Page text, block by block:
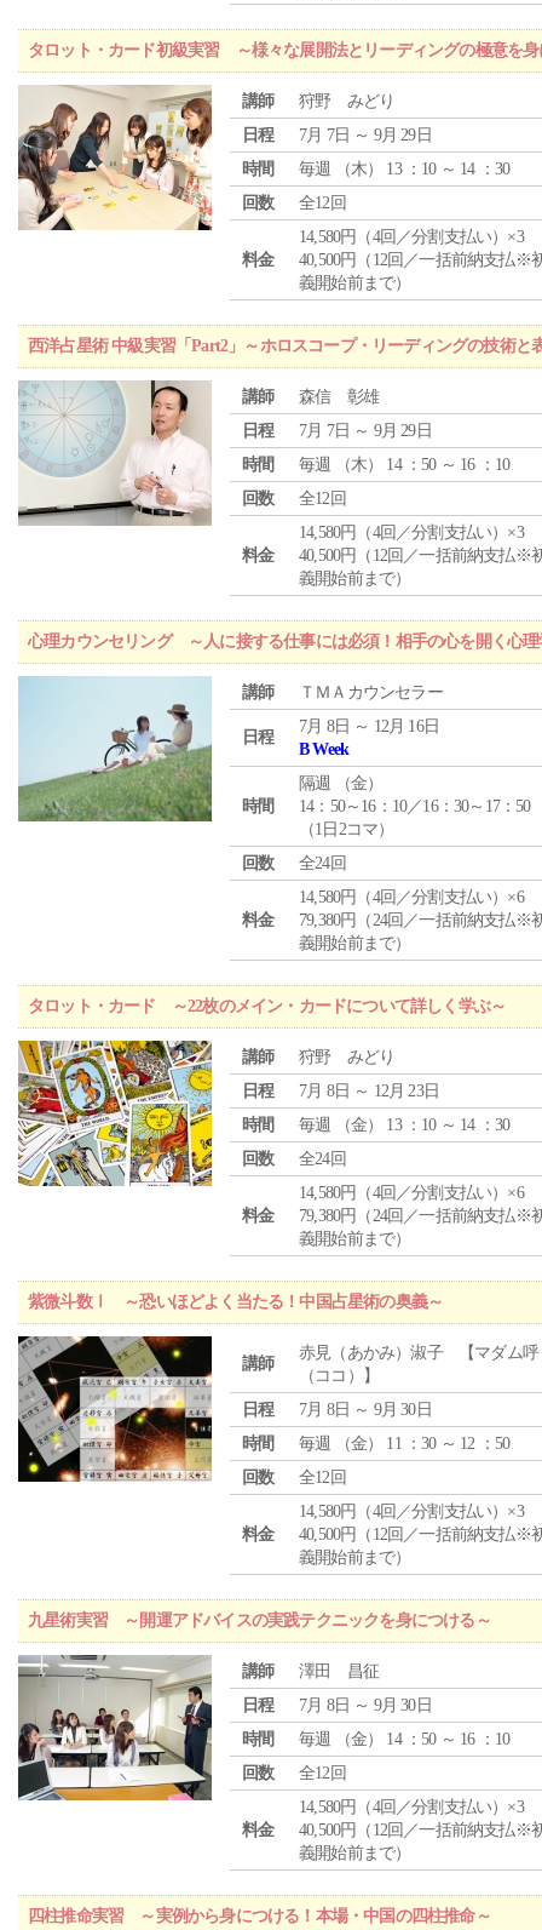
タロット・カード初級実習 ～様々な展開法とリーディングの極意を身
講師
狩野 みどり
日程
7月 7日 ～ 9月 29日
時間
毎週 （木） 13 ：10 ～ 14 ：30
回数
全12回
料金
14,580円（4回／分割支払い）×3
40,500円（12回／一括前納支払※
義開始前まで）
西洋占星術 中級実習「Part2」～ホロスコープ・リーディングの技術と
講師
森信 彰雄
日程
7月 7日 ～ 9月 29日
時間
毎週 （木） 14 ：50 ～ 16 ：10
回数
全12回
料金
14,580円（4回／分割支払い）×3
40,500円（12回／一括前納支払※
義開始前まで）
心理カウンセリング ～人に接する仕事には必須！相手の心を開く心理
講師 ＴＭＡカウンセラー
日程
7月 8日 ～ 12月 16日
B Week
時間
隔週 （金）
14：50～16：10／16：30～17：50
（1日2コマ）
回数
全24回
料金
14,580円（4回／分割支払い）×6
79,380円（24回／一括前納支払※
義開始前まで）
タロット・カード ～22枚のメイン・カードについて詳しく学ぶ～
講師
狩野 みどり
日程
7月 8日 ～ 12月 23日
時間
毎週 （金） 13 ：10 ～ 14 ：30
回数
全24回
料金
14,580円（4回／分割支払い）×6
79,380円（24回／一括前納支払※
義開始前まで）
紫微斗数Ⅰ ～恐いほどよく当たる！中国占星術の奥義～
講師
赤見（あかみ）淑子 【マダム呼
（ココ）】
日程
7月 8日 ～ 9月 30日
時間
毎週 （金） 11 ：30 ～ 12 ：50
回数
全12回
料金
14,580円（4回／分割支払い）×3
40,500円（12回／一括前納支払※
義開始前まで）
九星術実習 ～開運アドバイスの実践テクニックを身につける～
講師
澤田 昌征
日程
7月 8日 ～ 9月 30日
時間
毎週 （金） 14 ：50 ～ 16 ：10
回数
全12回
料金
14,580円（4回／分割支払い）×3
40,500円（12回／一括前納支払※
義開始前まで）
四柱推命実習 ～実例から身につける！本場・中国の四柱推命～